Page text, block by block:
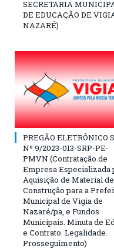
SECRETARIA
DE EDUCAÇÃO DE
NAZARÉ)
PREGÃO ELETRÔNICO
Nº 9/2023-013-SRP-PE-
PMVN (Contratação de
Empresa Especializada
Aquisição de Material de
Construção para a
Municipal de Vigia de
Nazaré/pa, e Fundos
Municipais. Minuta de
e Contrato. Legalidade.
Prosseguimento)